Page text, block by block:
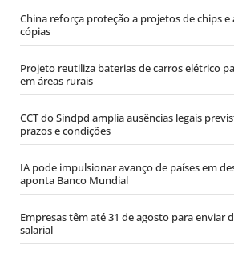
China reforça proteção a projetos de chips
cópias
Projeto reutiliza baterias de carros elétrico
em áreas rurais
CCT do Sindpd amplia ausências legais
prazos e condições
IA pode impulsionar avanço de países em
aponta Banco Mundial
Empresas têm até 31 de agosto para enviar
salarial